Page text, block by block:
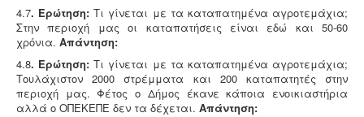
4.7. Ερώτηση: Τι γίνεται με τα καταπατημένα αγροτεμάχια;
Στην περιοχή μας οι καταπατήσεις είναι εδώ και 50-60
χρόνια. Απάντηση:
4.8. Ερώτηση: Τι γίνεται με τα καταπατημένα αγροτεμάχια;
Τουλάχιστον 2000 στρέμματα και 200 καταπατητές στην
περιοχή μας. Φέτος ο Δήμος έκανε κάποια ενοικιαστήρια
αλλά ο ΟΠΕΚΕΠΕ δεν τα δέχεται. Απάντηση: